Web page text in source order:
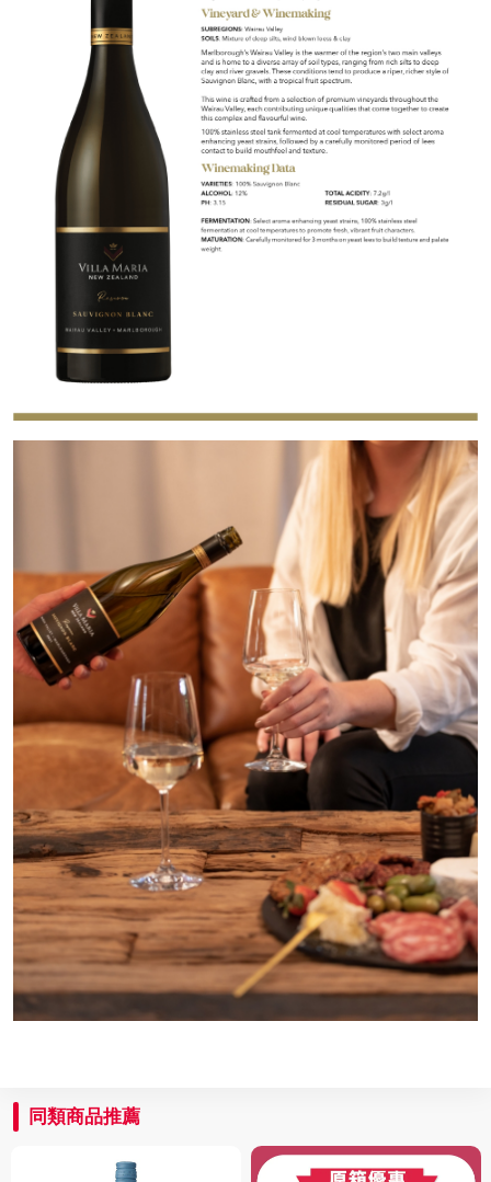
同類商品推薦